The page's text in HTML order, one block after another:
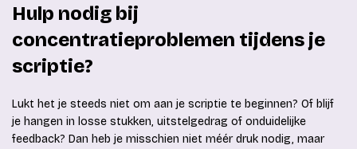
Hulp nodig bij
concentratieproblemen tijdens je
scriptie?
Lukt het je steeds niet om aan je scriptie te beginnen? Of blijf
je hangen in losse stukken, uitstelgedrag of onduidelijke
feedback? Dan heb je misschien niet méér druk nodig, maar